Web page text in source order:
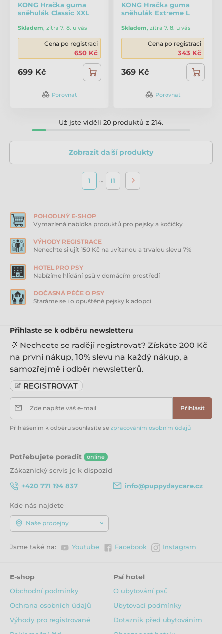
KONG Hračka guma
sněhulák Classic XXL
Skladem, zítra 7. 8. u vás
Cena po registraci
650 Kč
699 Kč
Porovnat
KONG Hračka guma
sněhulák Extreme L
Skladem, zítra 7. 8. u vás
Cena po registraci
343 Kč
369 Kč
Porovnat
Už jste viděli 20 produktů z 214.
Zobrazit další produkty
1 … 11
POHODLNÝ E-SHOP
Vymazlená nabídka produktů pro pejsky a kočičky
VÝHODY REGISTRACE
Nenechte si ujít 150 Kč na uvítanou a trvalou slevu 7%
HOTEL PRO PSY
Nabízíme hlídání psů v domácím prostředí
DOČASNÁ PÉČE O PSY
Staráme se i o opuštěné pejsky k adopci
Přihlaste se k odběru newsletteru
💡 Nechcete se raději registrovat? Získáte 200 Kč
na první nákup, 10% slevu na každý nákup, a
samozřejmě i odběr newsletterů.
Zde napište váš e-mail Přihlásit
Přihlášením k odběru souhlasíte se zpracováním osobním údajů
Potřebujete poradit online
Zákaznický servis je k dispozici
+420 771 194 837
info@puppydaycare.cz
Kde nás najdete
Naše prodejny
Jsme také na: Youtube Facebook Instagram
E-shop
Obchodní podmínky
Ochrana osobních údajů
Výhody pro registrované
Psí hotel
O ubytování psů
Ubytovací podmínky
Dotazník před ubytováním